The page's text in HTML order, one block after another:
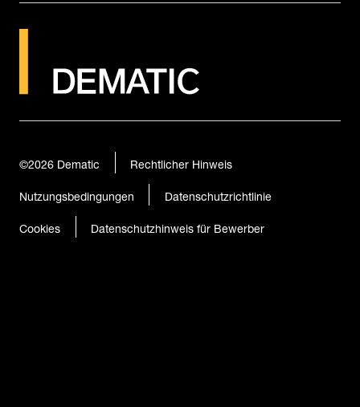
©2026Dematic
Rechtlicher Hinweis
Nutzungsbedingungen
Datenschutzrichtlinie
Cookies
Datenschutzhinweis für Bewerber